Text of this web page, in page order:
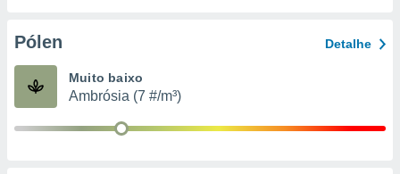
através
Pólen Detalhe
Muito baixo
Ambrósia (7 #/m³)